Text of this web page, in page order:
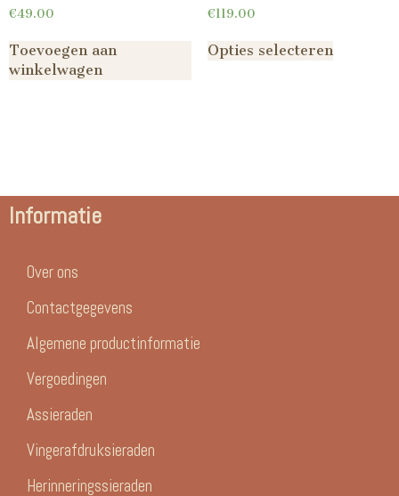
€49.00
Toevoegen aan
winkelwagen
€119.00
Opties selecteren
Informatie
Over ons
Contactgegevens
Algemene productinformatie
Vergoedingen
Assieraden
Vingerafdruksieraden
Herinneringssieraden